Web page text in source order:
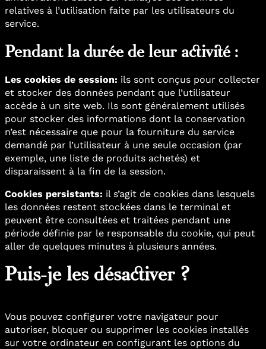
relatives à l’utilisation faite par les utilisateurs du
service.
Pendant la durée de leur activité :
Les cookies de session: ils sont conçus pour collecter
et stocker des données pendant que l’utilisateur
accède à un site web. Ils sont généralement utilisés
pour stocker des informations dont la conservation
n’est nécessaire que pour la fourniture du service
demandé par l’utilisateur à une seule occasion (par
exemple, une liste de produits achetés) et
disparaissent à la fin de la session.
Cookies persistants: il s’agit de cookies dans lesquels
les données restent stockées dans le terminal et
peuvent être consultées et traitées pendant une
période définie par le responsable du cookie, qui peut
aller de quelques minutes à plusieurs années.
Puis-je les désactiver ?
Vous pouvez configurer votre navigateur pour
autoriser, bloquer ou supprimer les cookies installés
sur votre ordinateur en configurant les options du